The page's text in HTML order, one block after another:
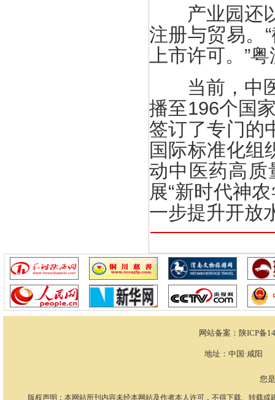
产业园还以
注册与贸易。
上市许可。”
当前，中医
播至196个国
签订了专门的
国际标准化组
动中医药高质
展“新时代神
一步提升开放
网站备案： 陕ICP备
地址：中国·咸阳
您
版权声明：本网站所刊内容未经本网站及作者本人许可，不得下载、转载